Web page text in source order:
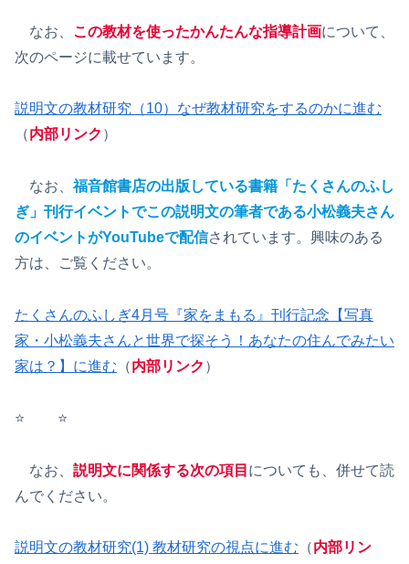
なお、 この教材を使ったかんたんな指導計画について、
次のページに載せています。
説明文の教材研究（10）なぜ教材研究をするのかに進む
（内部リンク ）
なお、福音館書店の出版している書籍「たくさんのふし
ぎ」刊行イベントでこの説明文の筆者である小松義夫さん
のイベントがYouTubeで配信されています。興味のある
方は、ご覧ください。
たくさんのふしぎ4月号『家をまもる』刊行記念【写真
家・小松義夫さんと世界で探そう！あなたの住んでみたい
家は？】に進む （内部リンク ）
⭐️ ⭐️
なお、 説明文に関係する次の項目 についても、併せて読
んでください。
説明文の教材研究(1) 教材研究の視点に進む （内部リン